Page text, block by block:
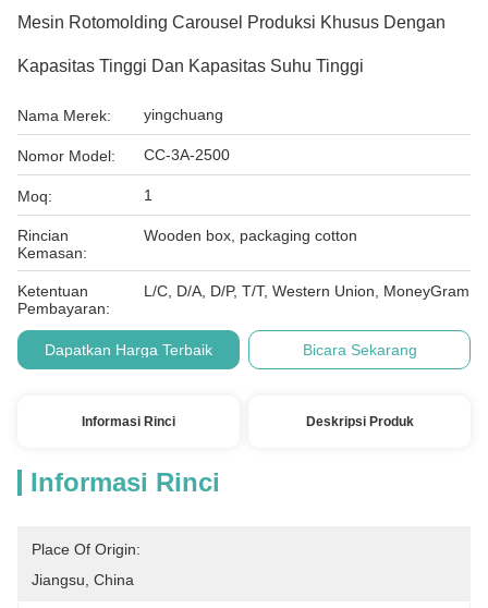
Mesin Rotomolding Carousel Produksi Khusus Dengan
Kapasitas Tinggi Dan Kapasitas Suhu Tinggi
Nama Merek: yingchuang
Nomor Model: CC-3A-2500
Moq: 1
Rincian
Kemasan:
Wooden box, packaging cotton
Ketentuan
Pembayaran:
L/C, D/A, D/P, T/T, Western Union, MoneyGram
Dapatkan Harga Terbaik Bicara Sekarang
Informasi Rinci Deskripsi Produk
Informasi Rinci
Place Of Origin:
Jiangsu, China